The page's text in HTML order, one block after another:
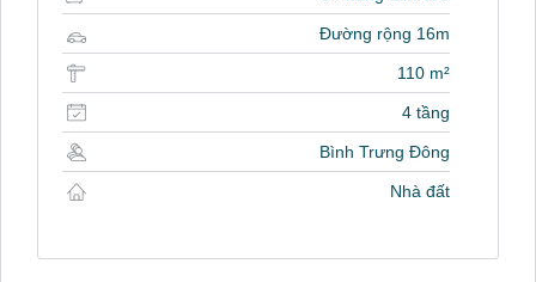
Đường rộng 16m
110 m²
4 tầng
Bình Trưng Đông
Nhà đất